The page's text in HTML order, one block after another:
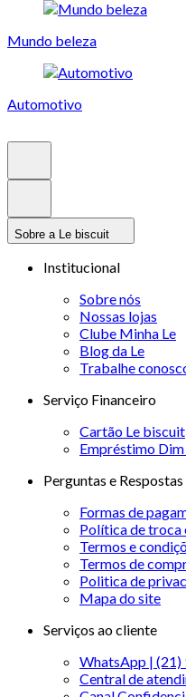
Mundo beleza
Automotivo
Sobre a Le biscuit
Institucional
Sobre nós
Nossas lojas
Clube Minha Le
Blog da Le
Trabalhe
Serviço Financeiro
Cartão Le biscuit
Empréstimo
Perguntas e Respostas
Formas de
Política de troca
Termos e
Termos de
Politica de
Mapa do site
Serviços ao cliente
WhatsApp | (21)
Central de